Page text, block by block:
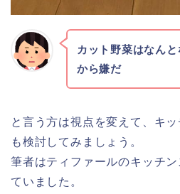
カット野菜はなん
から嫌だ
と言う方は視点を変えて、キ
も検討してみましょう。
筆者はティファールのキッチ
ていました。